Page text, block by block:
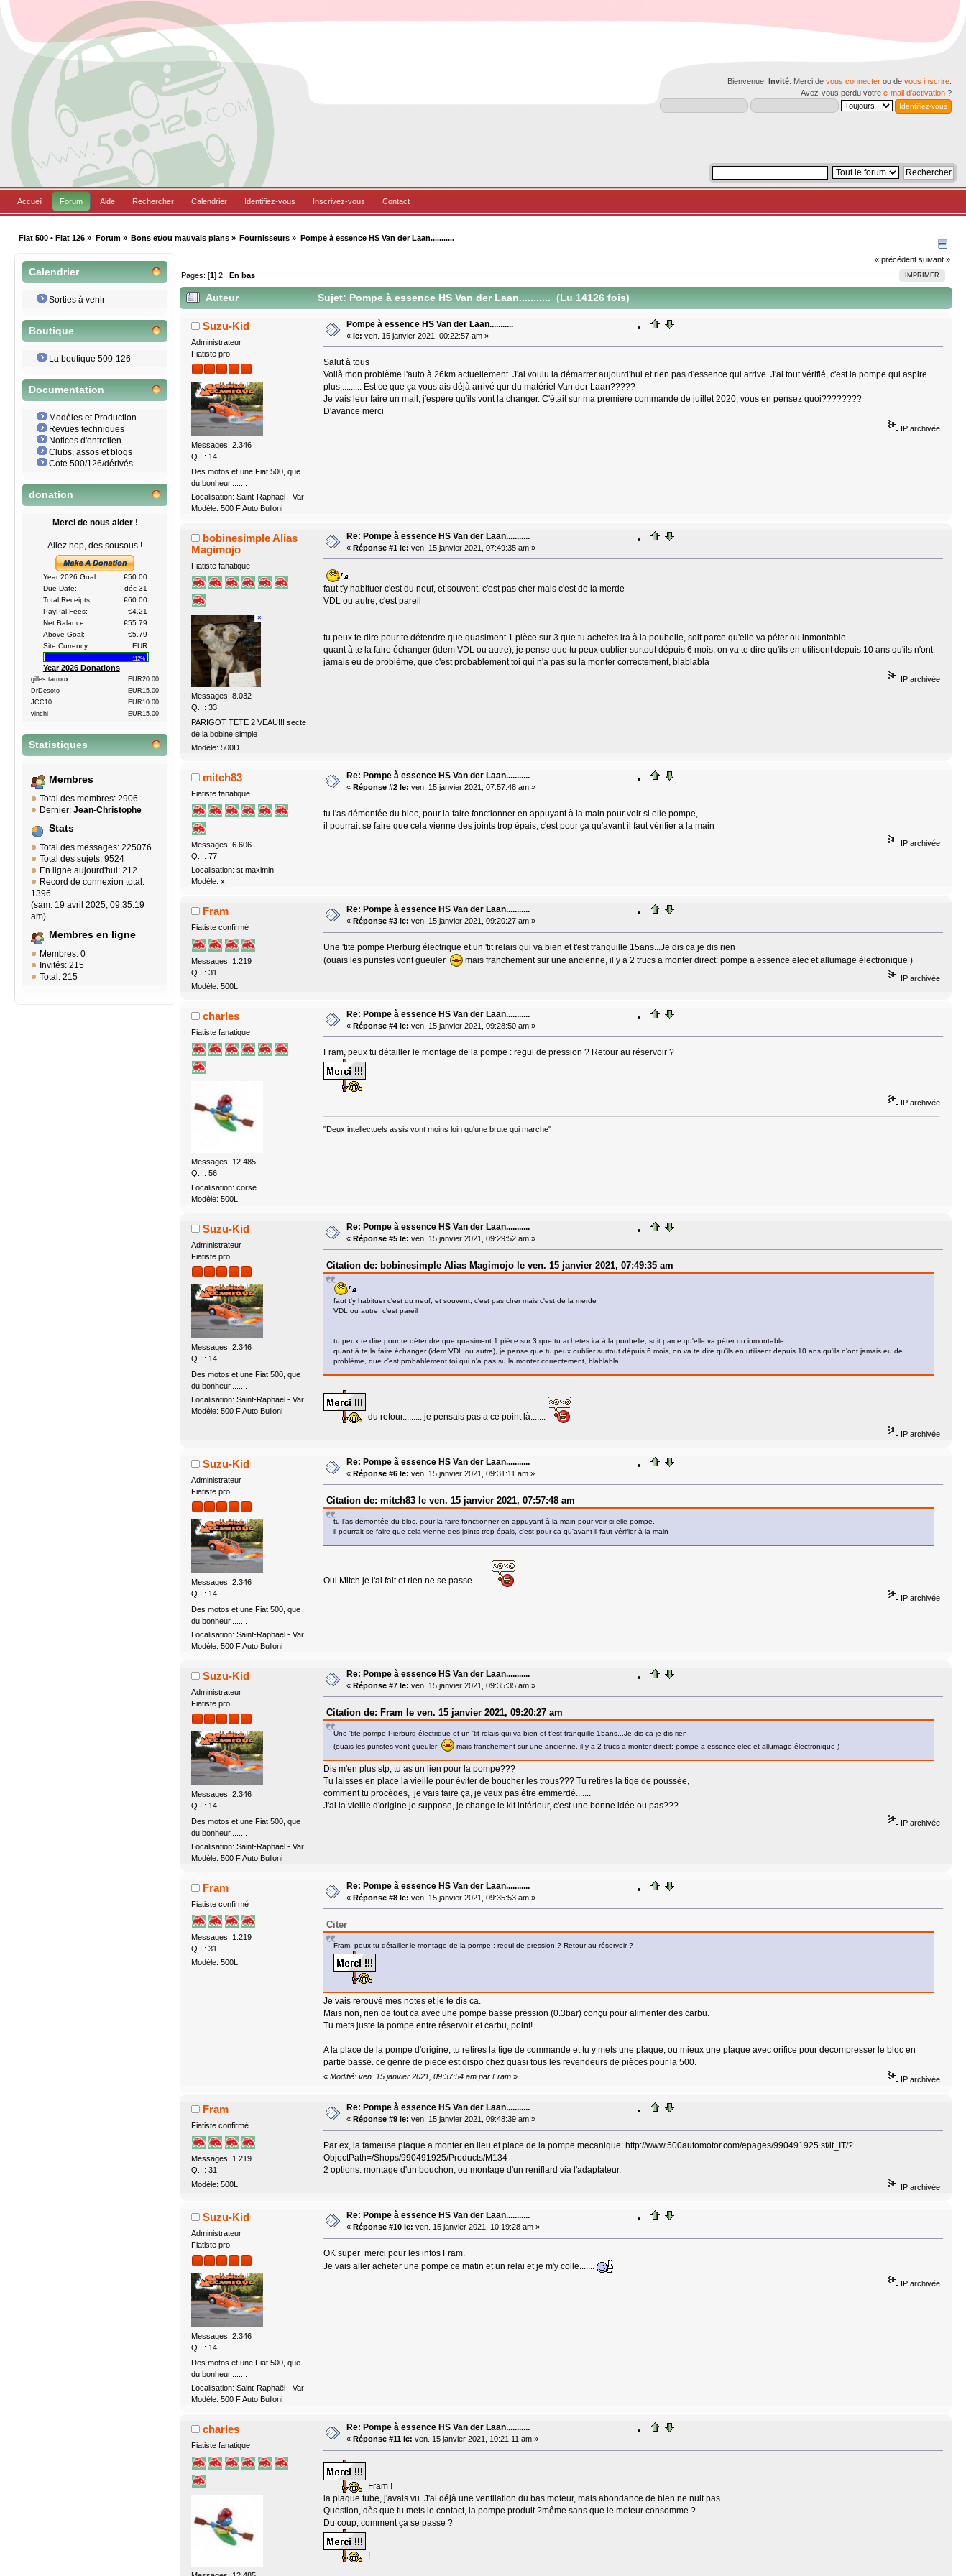
Bienvenue, Invité . Merci de vous connecter ou de vous inscrire
Avez-vous perdu votre e-mail d'activation ?
Accueil Forum Aide Rechercher Calendrier Identifiez-vous Inscrivez-vous Contact
Fiat 500 • Fiat 126 » Forum» Bons et/ou mauvais plans» Fournisseurs » Pompe à essence HS Van der Laan...........
Calendrier
Sorties à venir
Boutique
La boutique 500-126
Documentation
Modèles et Production
Revues techniques
Notices d'entretien
Clubs, assos et blogs
Cote 500/126/dérivés
donation
Merci de nous aider !
Allez hop, des sousous !
Year 2026 Goal:
€50.00
Due Date:
déc 31
Total Receipts:
€60.00
PayPal Fees:
€4.21
Net Balance:
€55.79
Above Goal:
€5.79
Site Currency:
EUR
112%
Year 2026 Donations
gilles.tarroux
EUR20.00
DrDesoto
EUR15.00
JCC10
EUR10.00
vinchi
EUR15.00
Statistiques
Membres
Total des membres: 2906
Dernier: Jean-Christophe
Stats
Total des messages: 225076
Total des sujets: 9524
En ligne aujourd'hui: 212
Record de connexion total:
1396
(sam. 19 avril 2025, 09:35:19
am)
Membres en ligne
Membres: 0
Invités: 215
Total: 215
« précédent suivant »
IMPRIMER
Pages: [1]2 En bas
Auteur Sujet: Pompe à essence HS Van der Laan........... (Lu 14126 fois)
Suzu-Kid
Administrateur
Fiatiste pro
Messages: 2.346
Q.I.: 14
Des motos et une Fiat 500, que
du bonheur........
Localisation: Saint-Raphaël - Var
Modèle: 500 F Auto Bulloni
Pompe à essence HS Van der Laan...........
« le: ven. 15 janvier 2021, 00:22:57 am »
Salut à tous
Voilà mon problème l'auto à 26km actuellement. J'ai voulu la démarrer aujourd'hui et rien pas d'essence qui arrive. J'ai tout vérifié, c'est la pompe qui aspire
plus.......... Est ce que ça vous ais déjà arrivé qur du matériel Van der Laan?????
Je vais leur faire un mail, j'espère qu'ils vont la changer. C'était sur ma première commande de juillet 2020, vous en pensez quoi????????
D'avance merci
IP archivée
bobinesimple Alias
Magimojo
Fiatiste fanatique
Messages: 8.032
Q.I.: 33
PARIGOT TETE 2 VEAU!!! secte
de la bobine simple
Modèle: 500D
Re: Pompe à essence HS Van der Laan...........
« Réponse #1 le: ven. 15 janvier 2021, 07:49:35 am »
faut t'y habituer c'est du neuf, et souvent, c'est pas cher mais c'est de la merde
VDL ou autre, c'est pareil
tu peux te dire pour te détendre que quasiment 1 pièce sur 3 que tu achetes ira à la poubelle, soit parce qu'elle va péter ou inmontable.
quant à te la faire échanger (idem VDL ou autre), je pense que tu peux oublier surtout dépuis 6 mois, on va te dire qu'ils en utilisent depuis 10 ans qu'ils n'ont
jamais eu de problème, que c'est probablement toi qui n'a pas su la monter correctement, blablabla
IP archivée
mitch83
Fiatiste fanatique
Messages: 6.606
Q.I.: 77
Localisation: st maximin
Modèle: x
Re: Pompe à essence HS Van der Laan...........
« Réponse #2 le: ven. 15 janvier 2021, 07:57:48 am »
tu l'as démontée du bloc, pour la faire fonctionner en appuyant à la main pour voir si elle pompe,
il pourrait se faire que cela vienne des joints trop épais, c'est pour ça qu'avant il faut vérifier à la main
IP archivée
Fram
Fiatiste confirmé
Messages: 1.219
Q.I.: 31
Modèle: 500L
Re: Pompe à essence HS Van der Laan...........
« Réponse #3 le: ven. 15 janvier 2021, 09:20:27 am »
Une 'tite pompe Pierburg électrique et un 'tit relais qui va bien et t'est tranquille 15ans...Je dis ca je dis rien
(ouais les puristes vont gueuler
mais franchement sur une ancienne, il y a 2 trucs a monter direct: pompe a essence elec et allumage électronique )
IP archivée
charles
Fiatiste fanatique
Messages: 12.485
Q.I.: 56
Localisation: corse
Modèle: 500L
Re: Pompe à essence HS Van der Laan...........
« Réponse #4 le: ven. 15 janvier 2021, 09:28:50 am »
Fram, peux tu détailler le montage de la pompe : regul de pression ? Retour au réservoir ?
IP archivée
"Deux intellectuels assis vont moins loin qu'une brute qui marche"
Suzu-Kid
Administrateur
Fiatiste pro
Messages: 2.346
Q.I.: 14
Des motos et une Fiat 500, que
du bonheur........
Localisation: Saint-Raphaël - Var
Modèle: 500 F Auto Bulloni
Re: Pompe à essence HS Van der Laan...........
« Réponse #5 le: ven. 15 janvier 2021, 09:29:52 am »
Citation de: bobinesimple Alias Magimojo le ven. 15 janvier 2021, 07:49:35 am
faut t'y habituer c'est du neuf, et souvent, c'est pas cher mais c'est de la merde
VDL ou autre, c'est pareil
tu peux te dire pour te détendre que quasiment 1 pièce sur 3 que tu achetes ira à la poubelle, soit parce qu'elle va péter ou inmontable.
quant à te la faire échanger (idem VDL ou autre), je pense que tu peux oublier surtout dépuis 6 mois, on va te dire qu'ils en utilisent depuis 10 ans qu'ils n'ont jamais eu de
problème, que c'est probablement toi qui n'a pas su la monter correctement, blablabla
du retour......... je pensais pas a ce point là.......
IP archivée
Suzu-Kid
Administrateur
Fiatiste pro
Messages: 2.346
Q.I.: 14
Des motos et une Fiat 500, que
du bonheur........
Localisation: Saint-Raphaël - Var
Modèle: 500 F Auto Bulloni
Re: Pompe à essence HS Van der Laan...........
« Réponse #6 le: ven. 15 janvier 2021, 09:31:11 am »
Citation de: mitch83 le ven. 15 janvier 2021, 07:57:48 am
tu l'as démontée du bloc, pour la faire fonctionner en appuyant à la main pour voir si elle pompe,
il pourrait se faire que cela vienne des joints trop épais, c'est pour ça qu'avant il faut vérifier à la main
Oui Mitch je l'ai fait et rien ne se passe........
IP archivée
Suzu-Kid
Administrateur
Fiatiste pro
Messages: 2.346
Q.I.: 14
Des motos et une Fiat 500, que
du bonheur........
Localisation: Saint-Raphaël - Var
Modèle: 500 F Auto Bulloni
Re: Pompe à essence HS Van der Laan...........
« Réponse #7 le: ven. 15 janvier 2021, 09:35:35 am »
Citation de: Fram le ven. 15 janvier 2021, 09:20:27 am
Une 'tite pompe Pierburg électrique et un 'tit relais qui va bien et t'est tranquille 15ans...Je dis ca je dis rien
(ouais les puristes vont gueuler
mais franchement sur une ancienne, il y a 2 trucs a monter direct: pompe a essence elec et allumage électronique )
Dis m'en plus stp, tu as un lien pour la pompe???
Tu laisses en place la vieille pour éviter de boucher les trous??? Tu retires la tige de poussée,
comment tu procèdes, je vais faire ça, je veux pas être emmerdé.......
J'ai la vieille d'origine je suppose, je change le kit intérieur, c'est une bonne idée ou pas???
IP archivée
Fram
Fiatiste confirmé
Messages: 1.219
Q.I.: 31
Modèle: 500L
Re: Pompe à essence HS Van der Laan...........
« Réponse #8 le: ven. 15 janvier 2021, 09:35:53 am »
Citer
Fram, peux tu détailler le montage de la pompe : regul de pression ? Retour au réservoir ?
Je vais rerouvé mes notes et je te dis ca.
Mais non, rien de tout ca avec une pompe basse pression (0.3bar) conçu pour alimenter des carbu.
Tu mets juste la pompe entre réservoir et carbu, point!
A la place de la pompe d'origine, tu retires la tige de commande et tu y mets une plaque, ou mieux une plaque avec orifice pour décompresser le bloc en
partie basse. ce genre de piece est dispo chez quasi tous les revendeurs de pièces pour la 500.
« Modifié: ven. 15 janvier 2021, 09:37:54 am par Fram» IP archivée
Fram
Fiatiste confirmé
Messages: 1.219
Q.I.: 31
Modèle: 500L
Re: Pompe à essence HS Van der Laan...........
« Réponse #9 le: ven. 15 janvier 2021, 09:48:39 am »
Par ex, la fameuse plaque a monter en lieu et place de la pompe mecanique: http://www.500automotor.com/epages/990491925.sf/it_IT/?
ObjectPath=/Shops/990491925/Products/M134
2 options: montage d'un bouchon, ou montage d'un reniflard via l'adaptateur.
IP archivée
Suzu-Kid
Administrateur
Fiatiste pro
Messages: 2.346
Q.I.: 14
Des motos et une Fiat 500, que
du bonheur........
Localisation: Saint-Raphaël - Var
Modèle: 500 F Auto Bulloni
Re: Pompe à essence HS Van der Laan...........
« Réponse #10 le: ven. 15 janvier 2021, 10:19:28 am »
OK super merci pour les infos Fram.
Je vais aller acheter une pompe ce matin et un relai et je m'y colle.......
IP archivée
charles
Fiatiste fanatique
Re: Pompe à essence HS Van der Laan...........
« Réponse #11 le: ven. 15 janvier 2021, 10:21:11 am »
Fram !
la plaque tube, j'avais vu. J'ai déjà une ventilation du bas moteur, mais abondance de bien ne nuit pas.
Question, dès que tu mets le contact, la pompe produit ?même sans que le moteur consomme ?
Du coup, comment ça se passe ?
!